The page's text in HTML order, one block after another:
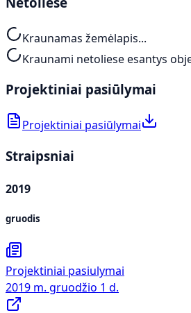
Kraunamas žemėlapis...
Kraunami netoliese esantys
Projektiniai pasiūlymai
Projektiniai pasiūlymai
Straipsniai
2019
gruodis
Projektiniai pasiulymai
2019 m. gruodžio 1 d.